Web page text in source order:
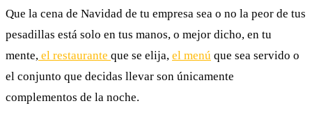
Que la cena de Navidad de tu empresa sea o no la peor de tus
pesadillas está solo en tus manos, o mejor dicho, en tu
mente, el restaurante que se elija, el menú que sea servido o
el conjunto que decidas llevar son únicamente
complementos de la noche.